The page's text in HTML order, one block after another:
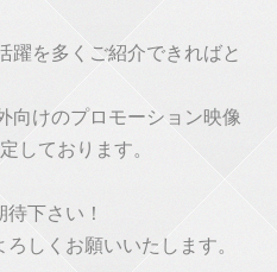
躍を多くご紹介できればと
向けのプロモーション映像
しております。
下さい！
しくお願いいたします。